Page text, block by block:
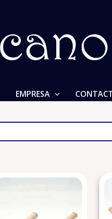
EMPRESA
Cuenco